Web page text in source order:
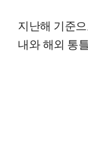
지난해 기준
내와 해외 통